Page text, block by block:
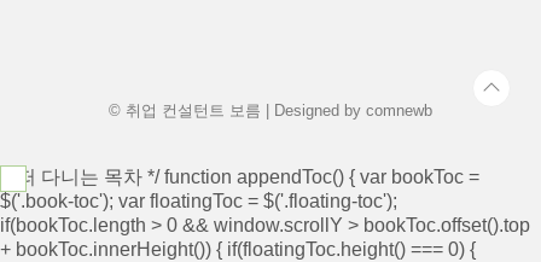
© 취업 컨설턴트 보름 | Designed by comnewb
/* 떠 다니는 목차 */ function appendToc() { var bookToc =
$('.book-toc'); var floatingToc = $('.floating-toc');
if(bookToc.length > 0 && window.scrollY > bookToc.offset().top
+ bookToc.innerHeight()) { if(floatingToc.height() === 0) {